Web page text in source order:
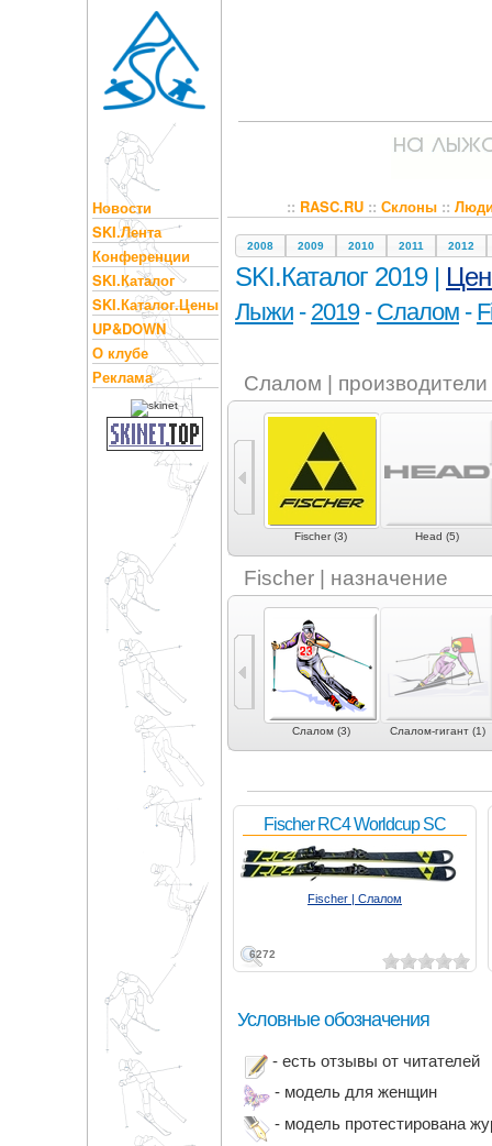
Новости
SKI.Лента
Конференции
SKI.Каталог
SKI.Каталог.Цены
UP&DOWN
О клубе
Реклама
:: RASC.RU:: Склоны::
2008 2009 2010 2011 2012
SKI.Каталог 2019 |
Лыжи - 2019- Слалом -
Слалом | производители
Fischer (3) Head (5)
Fischer | назначение
Могул | акробатика
Слалом (3) Слалом-гигант (1)
6272
Fischer RC4 Worldcup SC
Fischer | Слалом
Условные обозначения
- есть отзывы от читателей
- модель для женщин
- модель протестирована